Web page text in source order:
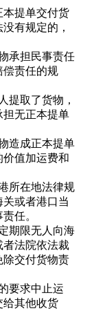
提单交付货
有规定的，
承担民事责任
偿责任的规
取了货物，
无正本提单
造成正本提单
值加运费和
所在地法律规
或者港口当
任。
期限无人向海
者法院依法裁
除交付货物责
要求中止运
给其他收货